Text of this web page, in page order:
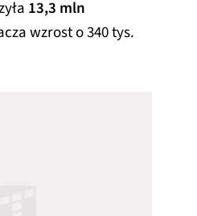
13,3 mln
wzrost o 340 tys.